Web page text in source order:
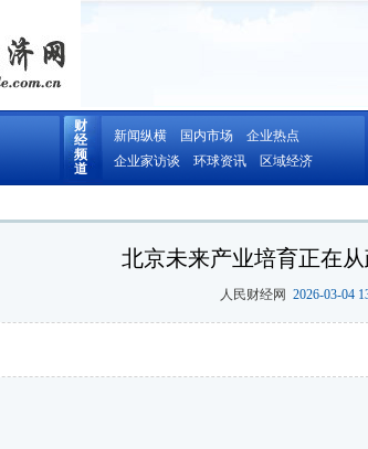
财
经
频
道
新闻纵横 国内市场
企业热点
企业家访谈
环球资讯 区域经济
北京未来产业培育正在
人民财经网 2026-03-04